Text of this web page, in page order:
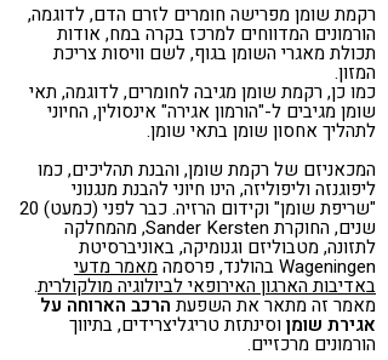
רקמת שומן מפרישה חומרים לזרם הדם, לדוגמה,
הורמונים המדווחים למרכז בקרה במח, אודות
תכולת מאגרי השומן בגוף, לשם וויסות צריכת
המזון.
כמו כן, רקמת שומן מגיבה לחומרים, לדוגמה, תאי
שומן מגיבים ל-"הורמון אגירה" אינסולין, החיוני
לתהליך אחסון שומן בתאי שומן.
המכאניזם של רקמת שומן, והבנת תהליכים, כמו
ליפוגנזה וליפוליזה, הינו חיוני להבנת מנגנוני
"שריפת שומן" וקידום הרזיה. כבר לפני (כמעט) 20
שנים, החוקרת Sander Kersten, מהמחלקה
לתזונה, מטבוליזם וגנומיקה, באוניברסיטת
Wageningen בהולנד, פרסמה מאמר מדעי
באדיבות הארגון האירופאי לביולוגיה מולקולרית.
מאמר זה מתאר את השפעת הרכב הארוחה על
אגירת שומןוסינתזת טריגליצרידים, בתיווך
הורמונים מרכזיים.